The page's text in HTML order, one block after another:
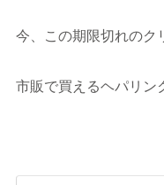
今、この期限切れのク
市販で買えるヘパリン